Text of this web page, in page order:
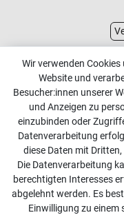
Montag
Wir verwenden
Website und
Besucher:innen unserer
und Anzeigen zu
einzubinden oder
Datenverarbeitung
diese Daten mit
Die Datenverarbeitung
berechtigten Interesses
abgelehnt werden. Es
Einwilligung zu einem